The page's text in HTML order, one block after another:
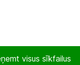
visus sīkfailus